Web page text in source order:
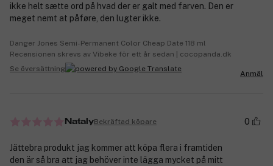
ikke helt sætte ord på hvad der er galt med farven. Den er
meget nemt at påføre, den lugter ikke.
Danger Jones Semi-Permanent Color Cheap Date 118 ml
Recensionen skrevs av Vibeke för ett år sedan | cocopanda.dk
Se översättning
Anmäl
NatalyBekräftad köpare 0
Jättebra produkt jag kommer att köpa flera i framtiden
den är så bra att jag behöver inte lägga mycket på mitt